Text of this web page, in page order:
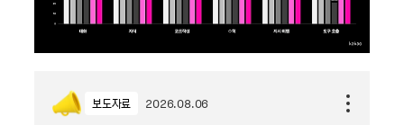
보도자료 2026.08.06